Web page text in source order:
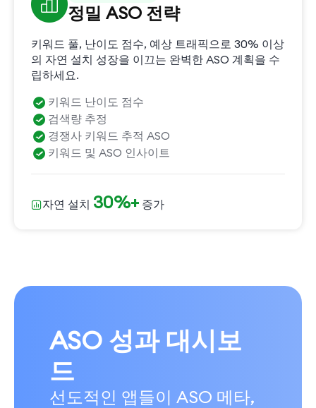
정밀 ASO 전략
키워드 풀, 난이도 점수, 예상 트래픽으로 30% 이상
의 자연 설치 성장을 이끄는 완벽한 ASO 계획을 수
립하세요.
키워드 난이도 점수
검색량 추정
경쟁사 키워드 추적 ASO
키워드 및 ASO 인사이트
자연 설치 30%+ 증가
ASO 성과 대시보
드
선도적인 앱들이 ASO 메타,